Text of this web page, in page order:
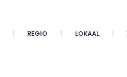
REGIO LOKAAL